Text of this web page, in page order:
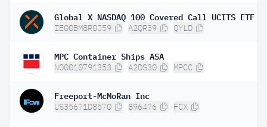
Global X NASDAQ 100 Covered Call UCITS ETF
IE00BM8R0J59 A2QR39 QYLD
MPC Container Ships ASA
NO0010791353 A2DS30 MPCC
Freeport-McMoRan Inc
US35671D8570 896476 FCX